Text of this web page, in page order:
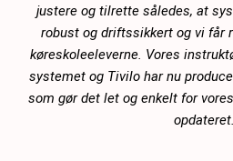
justere og tilrette således, at
robust og driftssikkert og vi får
køreskoleeleverne. Vores
systemet og Tivilo har nu
som gør det let og enkelt for
opdateret.